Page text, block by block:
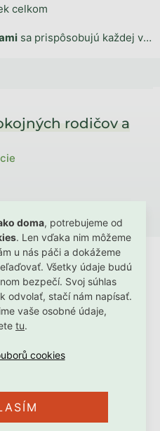
doma, potrebujeme od
. Len vďaka nim môžeme
u nás páči a dokážeme
Všetky údaje budú
bezpečí. Svoj súhlas
odvolať, stačí nám napísať.
vaše osobné údaje,
tu.
celkom
sa prispôsobujú každej vašej spánkovej polohe. Uvoľnia vašim ramenám, chrbtici alebo krížu a
rodičov a